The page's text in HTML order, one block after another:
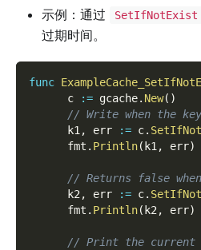
示例：通过 SetIfNotExist
过期时间。
func
      c
:= gcache. New( )
// Write when the
      k1
, err := c.
      fmt
. Println( k1 , err)
// Returns false
      k2
, err := c.
      fmt
. Println( k2 , err)
// Print the current